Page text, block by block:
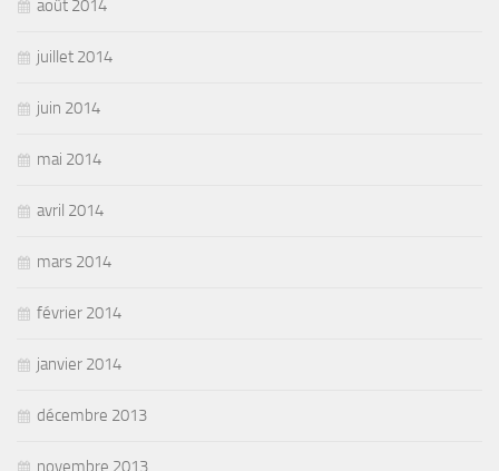
août 2014
juillet 2014
juin 2014
mai 2014
avril 2014
mars 2014
février 2014
janvier 2014
décembre 2013